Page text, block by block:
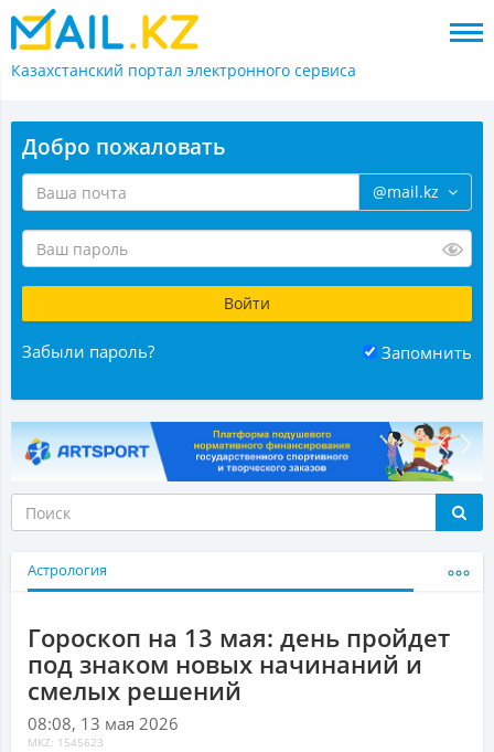
Казахстанский портал электронного сервиса
Добро пожаловать
@mail.kz
Забыли пароль? Запомнить
Астрология
Гороскоп на 13 мая: день пройдет
под знаком новых начинаний и
смелых решений
08:08, 13 мая 2026
MKZ: 1545623